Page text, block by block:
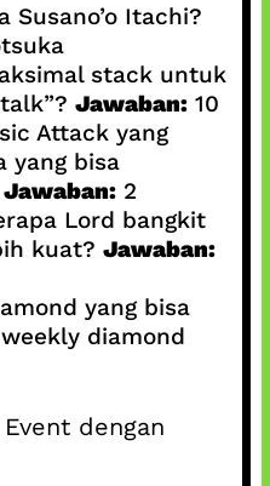
Susano’o Itachi?
stack untuk
Jawaban:10
Attack yang
yang bisa
Jawaban:2
Lord bangkit
kuat? Jawaban:
yang bisa
diamond
dengan